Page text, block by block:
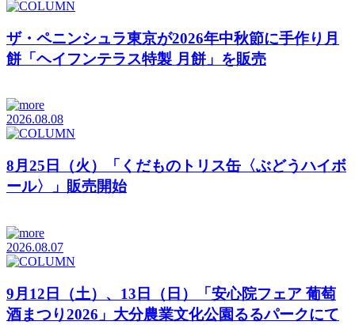
ザ・ペニンシュラ東京が2026年中秋節に手作り月
餅「ヘイフンテラス特製 月餅」を販売
2026.08.08
8月25日（火）「くだものトリス缶〈ぶどうハイボ
ール〉」販売開始
2026.08.07
9月12日（土）、13日（日）「安心院フェア 葡萄
酒まつり2026」大分農業文化公園るるパークにて